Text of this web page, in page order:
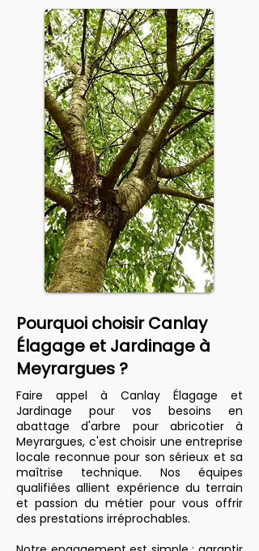
Pourquoi choisir Canlay
Élagage et Jardinage à
Meyrargues ?
Faire appel à Canlay Élagage et
Jardinage pour vos besoins en
abattage d'arbre pour abricotier à
Meyrargues, c'est choisir une entreprise
locale reconnue pour son sérieux et sa
maîtrise technique. Nos équipes
qualifiées allient expérience du terrain
et passion du métier pour vous offrir
des prestations irréprochables.